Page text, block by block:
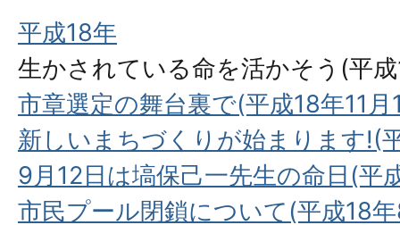
平成18年
生かされている命を活かそう(平
市章選定の舞台裏で(平成18年11月
新しいまちづくりが始まります!(
9月12日は塙保己一先生の命日(平
市民プール閉鎖について(平成18